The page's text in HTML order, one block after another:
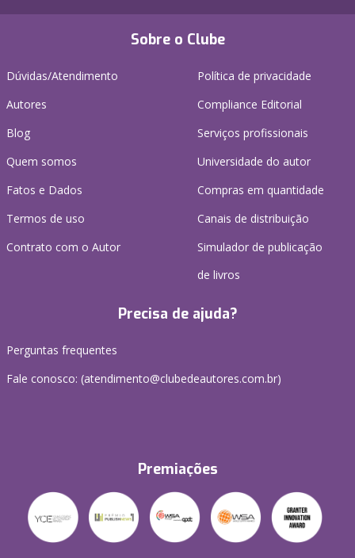
Sobre o Clube
Dúvidas/Atendimento
Autores
Blog
Quem somos
Fatos e Dados
Termos de uso
Contrato com o Autor
Política de privacidade
Compliance Editorial
Serviços profissionais
Universidade do autor
Compras em quantidade
Canais de distribuição
Simulador de publicação
de livros
Precisa de ajuda?
Perguntas frequentes
Fale conosco: (atendimento@clubedeautores.com.br)
Premiações